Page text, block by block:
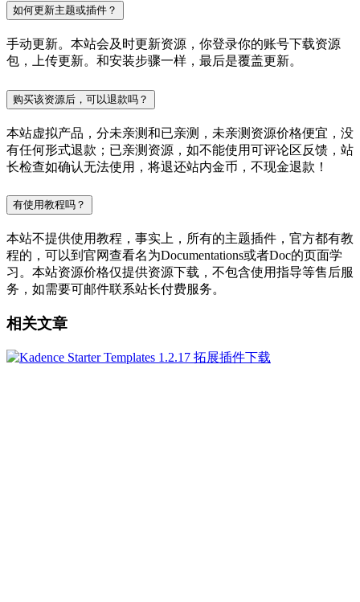
如何更新主题或插件？
手动更新。本站会及时更新资源，你登录你的账号下载资源
包，上传更新。和安装步骤一样，最后是覆盖更新。
购买该资源后，可以退款吗？
本站虚拟产品，分未亲测和已亲测，未亲测资源价格便宜，没
有任何形式退款；已亲测资源，如不能使用可评论区反馈，站
长检查如确认无法使用，将退还站内金币，不现金退款！
有使用教程吗？
本站不提供使用教程，事实上，所有的主题插件，官方都有教
程的，可以到官网查看名为Documentations或者Doc的页面学
习。本站资源价格仅提供资源下载，不包含使用指导等售后服
务，如需要可邮件联系站长付费服务。
相关文章